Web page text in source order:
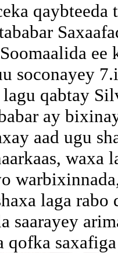
qaybteeda
soconayey
qabtay
ay
aad ugu
waxa
laga rabo
saarayey
qofka